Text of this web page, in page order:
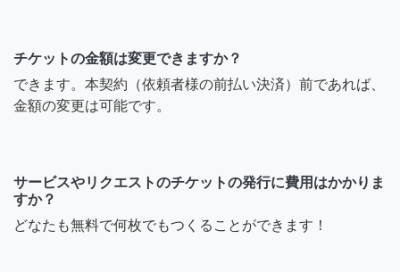
チケットの金額は変更できますか？
できます。本契約（依頼者様の前払い決済）前であれば、
金額の変更は可能です。
サービスやリクエストのチケットの発行に費用はかかりま
すか？
どなたも無料で何枚でもつくることができます！